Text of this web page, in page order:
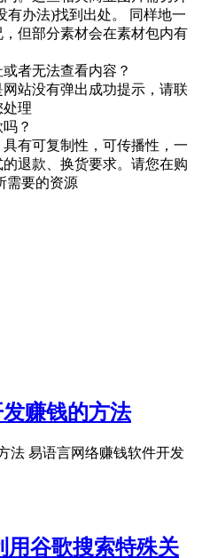
有办法)找到出处。 同样地一
但部分素材会在素材包内有
者无法查看内容？
站没有弹出成功提示，请联
处理
？
有可复制性，可传播性，一
退款、换货要求。请您在购
需要的资源
赚钱的方法
法 易语言网络赚钱软件开发
用谷歌搜索特殊关